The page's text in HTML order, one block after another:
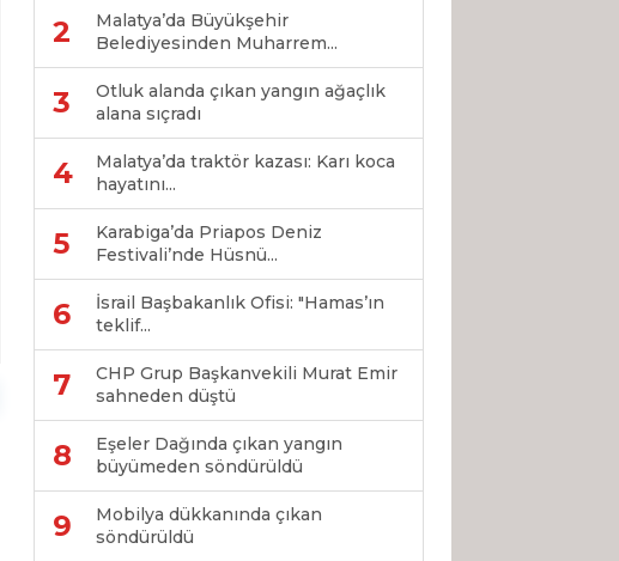
2
Malatya’da Büyükşehir
Belediyesinden Muharrem...
3
Otluk alanda çıkan yangın ağaçlık
alana sıçradı
4
Malatya’da traktör kazası: Karı koca
hayatını...
5
Karabiga’da Priapos Deniz
Festivali’nde Hüsnü...
6
İsrail Başbakanlık Ofisi: "Hamas’ın
teklif...
7
CHP Grup Başkanvekili Murat Emir
sahneden düştü
8
Eşeler Dağında çıkan yangın
büyümeden söndürüldü
9
Mobilya dükkanında çıkan
söndürüldü